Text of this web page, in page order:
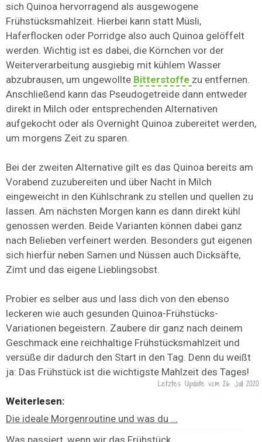
sich Quinoa hervorragend als ausgewogene
Frühstücksmahlzeit. Hierbei kann statt Müsli,
Haferflocken oder Porridge also auch Quinoa gelöffelt
werden. Wichtig ist es dabei, die Körnchen vor der
Weiterverarbeitung ausgiebig mit kühlem Wasser
abzubrausen, um ungewollte Bitterstoffe zu entfernen.
Anschließend kann das Pseudogetreide dann entweder
direkt in Milch oder entsprechenden Alternativen
aufgekocht oder als Overnight Quinoa zubereitet werden,
um morgens Zeit zu sparen.
Bei der zweiten Alternative gilt es das Quinoa bereits am
Vorabend zuzubereiten und über Nacht in Milch
eingeweicht in den Kühlschrank zu stellen und quellen zu
lassen. Am nächsten Morgen kann es dann direkt kühl
genossen werden. Beide Varianten können dabei ganz
nach Belieben verfeinert werden. Besonders gut eigenen
sich hierfür neben Samen und Nüssen auch Dicksäfte,
Zimt und das eigene Lieblingsobst.
Probier es selber aus und lass dich von den ebenso
leckeren wie auch gesunden Quinoa-Frühstücks-
Variationen begeistern. Zaubere dir ganz nach deinem
Geschmack eine reichhaltige Frühstücksmahlzeit und
versüße dir dadurch den Start in den Tag. Denn du weißt
ja: Das Frühstück ist die wichtigste Mahlzeit des Tages!
Letztes Update vom 26. Juli 2020
Weiterlesen:
Die ideale Morgenroutine und was du ...